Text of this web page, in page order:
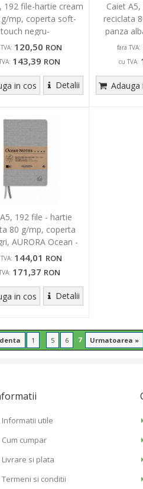
192 file-hartie cream
g/mp, coperta soft-
touch negru-
Tesoro-
dictan
120,50 RON
143,39 RON
in cos Detalii
Caiet
reciclata
panza
fara TVA:
cu TVA:
Adauga
192 file - hartie
80 g/mp, coperta
AURORA Ocean -
dictando
144,01 RON
171,37 RON
in cos Detalii
1 ... 5 6 7 Urmatoarea »
Informatii utile
Cum cumpar
Livrare si plata
Termeni si conditii